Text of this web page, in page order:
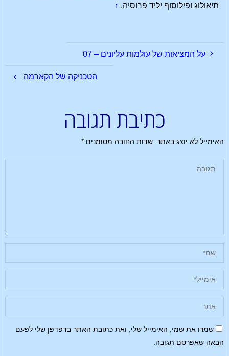
תיאולוג ופילוסוף יליד פרוסיה. ↑
על המציאות של עולמות עליונים – 07
הטכניקה של הקארמה
כתיבת תגובה
האימייל לא יוצג באתר. שדות החובה מסומנים*
שמרו את שמי, האימייל שלי, ואת כתובת האתר בדפדפן שלי לפעם
הבאה שאפרסם תגובה.